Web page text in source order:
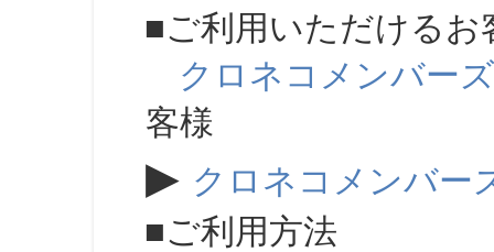
■ご利用いただけるお
クロネコメンバーズ
客様
▶ クロネコメンバー
■ご利用方法